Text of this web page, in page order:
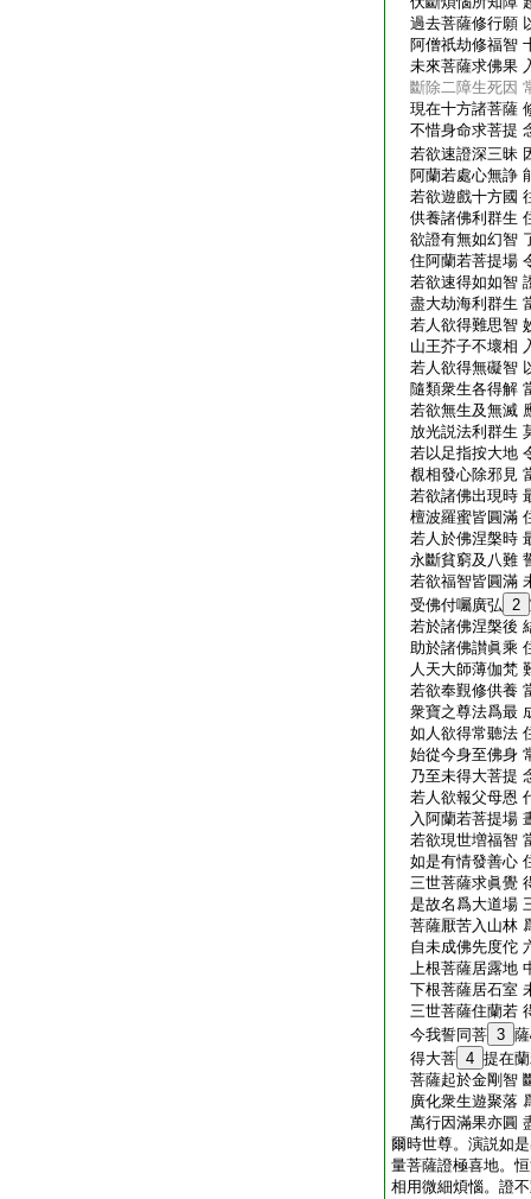
過去菩薩修行願
阿僧祇劫修福智
未來菩薩求佛果
斷除二障生死因
現在十方諸菩薩
不惜身命求菩提
若欲速證深三昧
阿蘭若處心無諍
若欲遊戲十方國
供養諸佛利群生
欲證有無如幻智
住阿蘭若菩提場
若欲速得如如智
盡大劫海利群生
若人欲得難思智
山王芥子不壞相
若人欲得無礙智
隨類衆生各得解
若欲無生及無滅
放光説法利群生
若以足指按大地
覩相發心除邪見
若欲諸佛出現時
檀波羅蜜皆圓滿
若人於佛涅槃時
永斷貧窮及八難
若欲福智皆圓滿
受佛付囑廣弘 2
若於諸佛涅槃後
助於諸佛讃眞乘
人天大師薄伽梵
若欲奉覲修供養
衆寶之尊法爲最
如人欲得常聽法
始從今身至佛身
乃至未得大菩提
若人欲報父母恩
入阿蘭若菩提場
若欲現世増福智
如是有情發善心
三世菩薩求眞覺
是故名爲大道場
菩薩厭苦入山林
自未成佛先度佗
上根菩薩居露地
下根菩薩居石室
三世菩薩住蘭若
今我誓同菩 3
得大菩 4 提在
菩薩起於金剛智
廣化衆生遊聚落
萬行因滿果亦圓
爾時世尊。演説如
量菩薩證極喜地。
相用微細煩惱。證